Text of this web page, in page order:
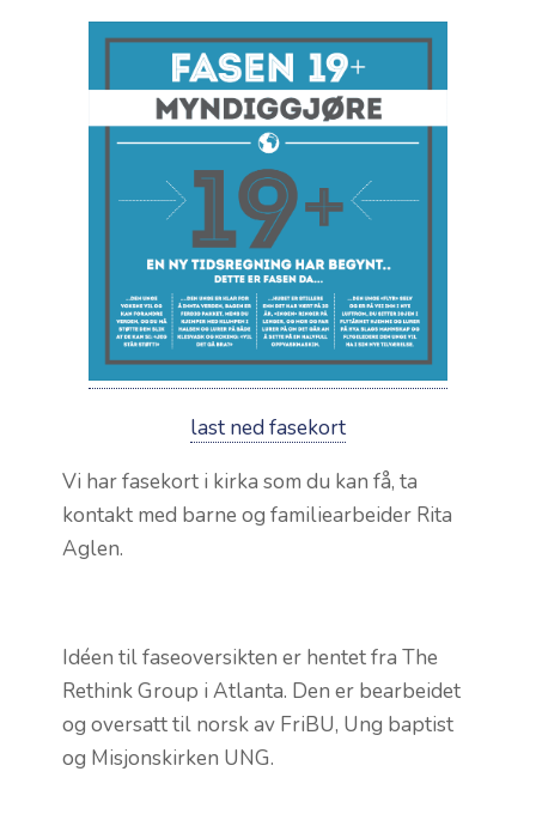
last ned fasekort
Vi har fasekort i kirka som du kan få, ta
kontakt med barne og familiearbeider Rita
Aglen.
Idéen til faseoversikten er hentet fra The
Rethink Group i Atlanta. Den er bearbeidet
og oversatt til norsk av FriBU, Ung baptist
og Misjonskirken UNG.